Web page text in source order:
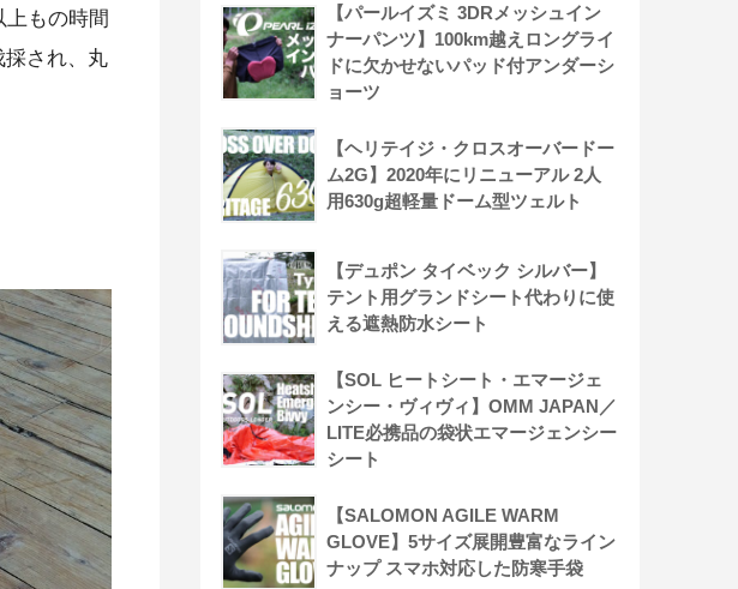
もの時間
採され、丸
【パールイズミ 3DRメッシュイン
ナーパンツ】100km越えロングライ
ドに欠かせないパッド付アンダーシ
ョーツ
【ヘリテイジ・クロスオーバードー
ム2G】2020年にリニューアル 2人
用630g超軽量ドーム型ツェルト
【デュポン タイベック シルバー】
テント用グランドシート代わりに使
える遮熱防水シート
【SOL ヒートシート・エマージェ
ンシー・ヴィヴィ】OMM JAPAN／
LITE必携品の袋状エマージェンシー
シート
【SALOMON AGILE WARM
GLOVE】5サイズ展開豊富なライン
ナップ スマホ対応した防寒手袋